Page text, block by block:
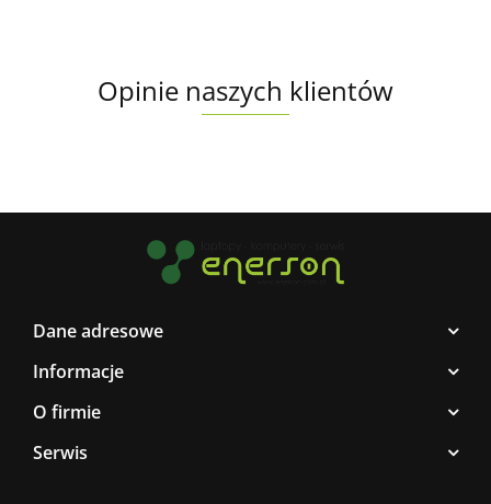
Opinie naszych klientów
Dane adresowe
Informacje
O firmie
Serwis